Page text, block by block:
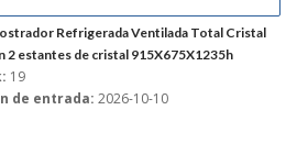
Refrigerada Ventilada Total Cristal
2 estantes de cristal 915X675X1235h
19
de entrada: 2026-10-10